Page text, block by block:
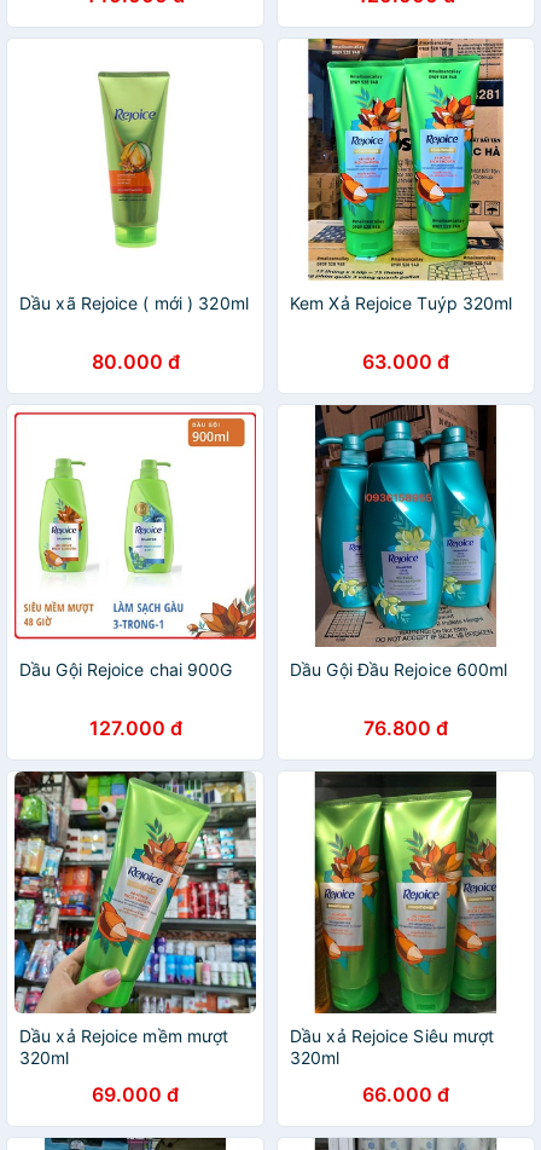
Dầu xã Rejoice ( mới ) 320ml
80.000 đ
Kem Xả Rejoice Tuýp 320ml
63.000 đ
Dầu Gội Rejoice chai 900G
127.000 đ
Dầu Gội Đầu Rejoice 600ml
76.800 đ
Dầu xả Rejoice mềm mượt
320ml
69.000 đ
Dầu xả Rejoice Siêu mượt
320ml
66.000 đ